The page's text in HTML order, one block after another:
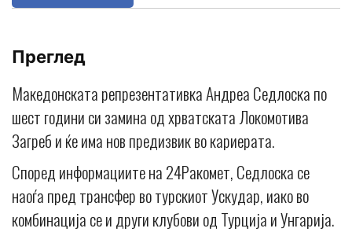
Преглед
Македонската репрезентативка Андреа Седлоска по
шест години си замина од хрватската Локомотива
Загреб и ќе има нов предизвик во кариерата.
Според информациите на 24Ракомет, Седлоска се
наоѓа пред трансфер во турскиот Ускудар, иако во
комбинација се и други клубови од Турција и Унгарија.